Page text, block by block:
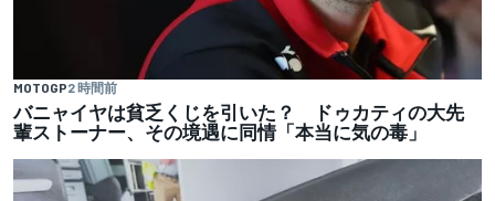
MOTOGP2 時間前
バニャイヤは貧乏くじを引いた？ ドゥカティの大先
輩ストーナー、その境遇に同情「本当に気の毒」